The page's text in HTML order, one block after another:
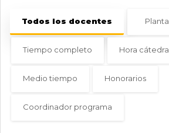
Todos los docentes Planta
Tiempo completo Hora cátedra
Medio tiempo Honorarios
Coordinador programa